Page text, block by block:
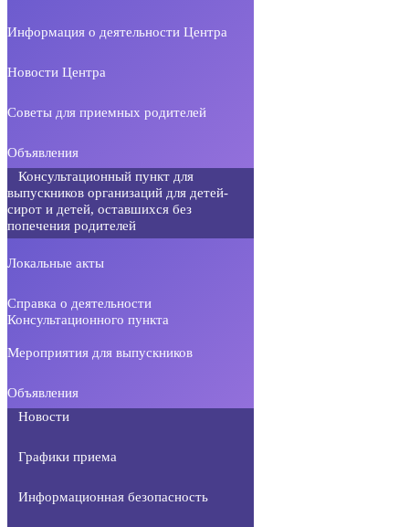
Информация о деятельности Центра
Новости Центра
Советы для приемных родителей
Объявления
Консультационный пункт для
выпускников организаций для детей-
сирот и детей, оставшихся без
попечения родителей
Локальные акты
Справка о деятельности
Консультационного пункта
Мероприятия для выпускников
Объявления
Новости
Графики приема
Информационная безопасность